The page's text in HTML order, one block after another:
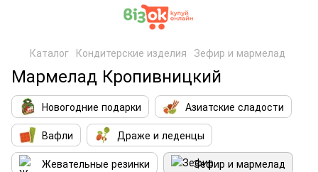
Каталог Кондитерские изделия Зефир и мармелад
Мармелад Кропивницкий
Новогодние подарки
Азиатские сладости
Вафли
Драже и леденцы
Жевательные резинки
Зефир и мармелад